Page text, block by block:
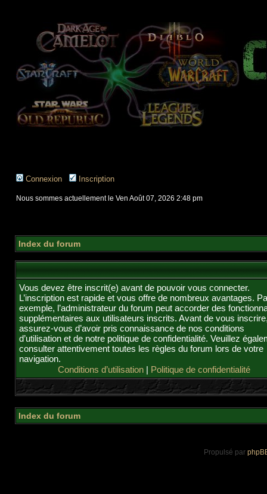
Connexion Inscription
Nous sommes actuellement le Ven Août 07, 2026 2:48 pm
Index du forum
Vous devez être inscrit(e) avant de pouvoir vous connecter.
L’inscription est rapide et vous offre de nombreux avantages.
exemple, l’administrateur du forum peut accorder des
supplémentaires aux utilisateurs inscrits. Avant de vous
assurez-vous d’avoir pris connaissance de nos conditions
d’utilisation et de notre politique de confidentialité. Veuillez
consulter attentivement toutes les règles du forum lors de votre
navigation.
Conditions d’utilisation| Politique de confidentialité
Index du forum
Propulsé par